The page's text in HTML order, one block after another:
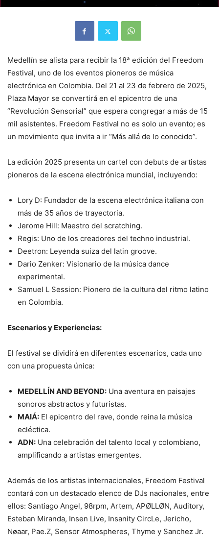
Medellín se alista para recibir la 18ª edición del Freedom
Festival, uno de los eventos pioneros de música
electrónica en Colombia. Del 21 al 23 de febrero de 2025,
Plaza Mayor se convertirá en el epicentro de una
“Revolución Sensorial” que espera congregar a más de 15
mil asistentes. Freedom Festival no es solo un evento; es
un movimiento que invita a ir “Más allá de lo conocido”.
La edición 2025 presenta un cartel con debuts de artistas
pioneros de la escena electrónica mundial, incluyendo:
Lory D: Fundador de la escena electrónica italiana con
más de 35 años de trayectoria.
Jerome Hill: Maestro del scratching.
Regis: Uno de los creadores del techno industrial.
Deetron: Leyenda suiza del latin groove.
Dario Zenker: Visionario de la música dance
experimental.
Samuel L Session: Pionero de la cultura del ritmo latino
en Colombia.
Escenarios y Experiencias:
El festival se dividirá en diferentes escenarios, cada uno
con una propuesta única:
MEDELLÍN AND BEYOND: Una aventura en paisajes
sonoros abstractos y futuristas.
MAIÁ: El epicentro del rave, donde reina la música
ecléctica.
ADN: Una celebración del talento local y colombiano,
amplificando a artistas emergentes.
Además de los artistas internacionales, Freedom Festival
contará con un destacado elenco de DJs nacionales, entre
ellos: Santiago Angel, 98rpm, Artem, APØLLØN, Auditory,
Esteban Miranda, Insen Live, Insanity CircLe, Jericho,
Nøaar, Pae.Z, Sensor Atmospheres, Thyme y Sanchez Jr.